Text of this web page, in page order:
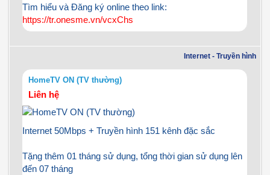
Tìm hiểu và Đăng ký online theo link:
https://tr.onesme.vn/vcxChs
Internet - Truyền hình
HomeTV ON (TV thường)
Liên hệ
Internet 50Mbps + Truyền hình 151 kênh đặc sắc
Tặng thêm 01 tháng sử dụng, tổng thời gian sử dụng lên
đến 07 tháng